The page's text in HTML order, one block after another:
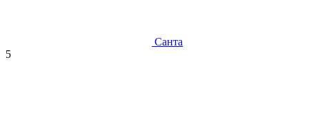
Санта
5